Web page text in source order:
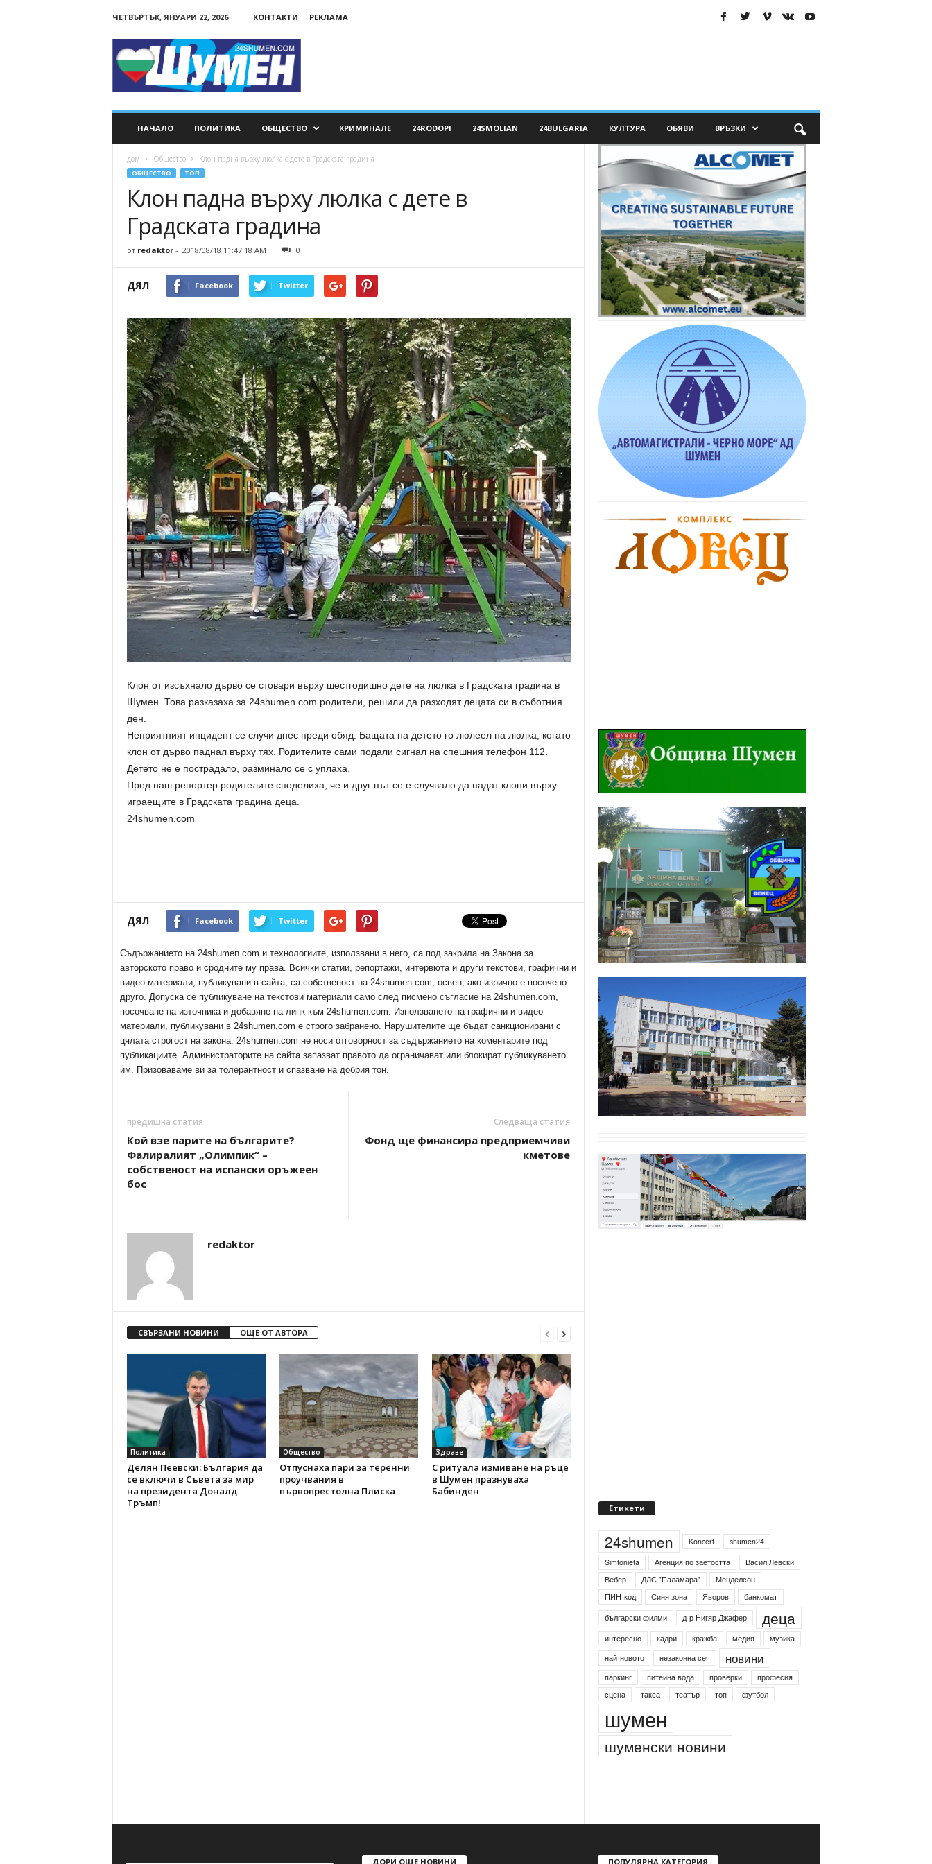
ЧЕТВЪРТЪК, ЯНУАРИ 22, 2026 КОНТАКТИ РЕКЛАМА
НАЧАЛО ПОЛИТИКА ОБЩЕСТВО КРИМИНАЛЕ 24RODOPI 24SMOLIAN 24BULGARIA КУЛТУРА ОБЯВИ ВРЪЗКИ
дом Общество Клон падна върху люлка с дете в Градската градина
ОБЩЕСТВО ТОП
Клон падна върху люлка с дете в
Градската градина
от redaktor- 2018/08/18 11:47:18 AM 0
ДЯЛ Facebook Twitter
Клон от изсъхнало дърво се стовари върху шестгодишно дете на люлка в Градската градина в
Шумен. Това разказаха за 24shumen.com родители, решили да разходят децата си в съботния
ден.
Неприятният инцидент се случи днес преди обяд. Бащата на детето го люлеел на люлка, когато
клон от дърво паднал върху тях. Родителите сами подали сигнал на спешния телефон 112.
Детето не е пострадало, разминало се с уплаха.
Пред наш репортер родителите споделиха, че и друг път се е случвало да падат клони върху
играещите в Градската градина деца.
24shumen.com
ДЯЛ Facebook Twitter
Съдържанието на 24shumen.com и технологиите, използвани в него, са под закрила на Закона за
авторското право и сродните му права. Всички статии, репортажи, интервюта и други текстови, графични и
видео материали, публикувани в сайта, са собственост на 24shumen.com, освен, ако изрично е посочено
друго. Допуска се публикуване на текстови материали само след писмено съгласие на 24shumen.com,
посочване на източника и добавяне на линк към 24shumen.com. Използването на графични и видео
материали, публикувани в 24shumen.com е строго забранено. Нарушителите ще бъдат санкционирани с
цялата строгост на закона. 24shumen.com не носи отговорност за съдържанието на коментарите под
публикациите. Администраторите на сайта запазват правото да ограничават или блокират публикуването
им. Призоваваме ви за толерантност и спазване на добрия тон.
предишна статия
Кой взе парите на българите?
Фалиралият „Олимпик“ –
собственост на испански оръжеен
бос
Следваща статия
Фонд ще финансира предприемчиви
кметове
redaktor
СВЪРЗАНИ НОВИНИ ОЩЕ ОТ АВТОРА
Политика
Делян Пеевски: България да
се включи в Съвета за мир
на президента Доналд
Тръмп!
Общество
Отпуснаха пари за теренни
проучвания в
първопрестолна Плиска
Здраве
С ритуала измиване на ръце
в Шумен празнуваха
Бабинден
Етикети
24shumen Koncert
shumen24
Simfonieta
Агенция по заетостта
Васил Левски
Вебер
ДЛС "Паламара"
Менделсон
ПИН-код
Синя зона Яворов
банкомат
български филми
д-р Нигяр Джафер деца
интересно кадри кражба медия
музика
най-новото
незаконна сеч новини
паркинг питейна вода проверки
професия
сцена
такса театър топ футбол
шумен
шуменски новини
ДОРИ ОЩЕ НОВИНИ ПОПУЛЯРНА КАТЕГОРИЯ